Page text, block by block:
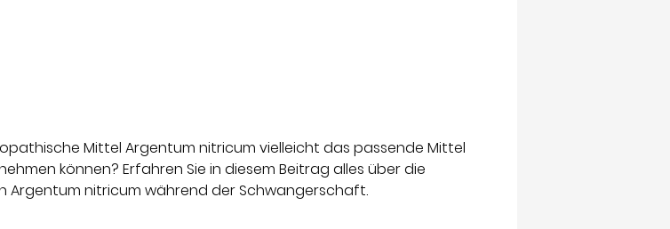
Mittel Argentum nitricum vielleicht das passende Mittel
können? Erfahren Sie in diesem Beitrag alles über die
Argentum nitricum während der Schwangerschaft.